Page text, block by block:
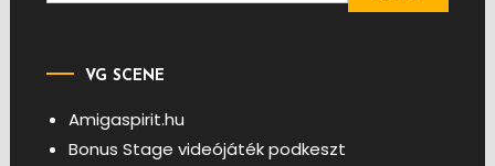
for:
VG SCENE
Amigaspirit.hu
Bonus Stage videójáték podkeszt